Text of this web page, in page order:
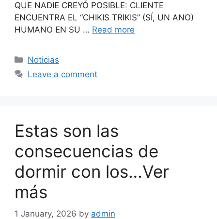
QUE NADIE CREYÓ POSIBLE: CLIENTE
ENCUENTRA EL “CHIKIS TRIKIS” (SÍ, UN ANO)
HUMANO EN SU … Read more
Categories
Noticias
Leave a comment
Estas son las
consecuencias de
dormir con los…Ver
más
1 January, 2026 by admin